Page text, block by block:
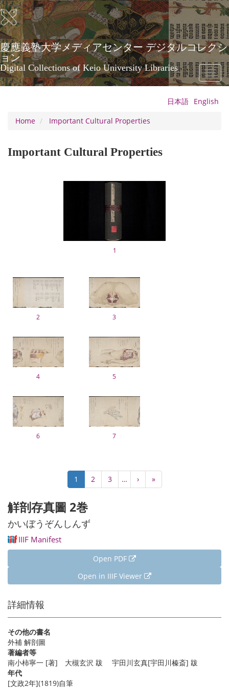
Skip
to
main
content
慶應義塾大学メディアセンター デジタルコレクシ
ョン
Digital Collections of Keio University Libraries
Toggle
日本語 English
Home
Important Cultural Properties
Important Cultural Properties
1
2 3
4 5
6 7
Current
page
1 Page
2 Page
3 …
Next
page
›
Last
page
»
觧剖存真圖 2巻
かいぼうぞんしんず
IIIF Manifest
Open PDF
Open in IIIF Viewer
詳細情報
その他の書名
外補 解剖圖
著編者等
南小柿寧一 [著] 大槻玄沢 跋 宇田川玄真[宇田川榛斎] 跋
年代
[文政2年](1819)自筆